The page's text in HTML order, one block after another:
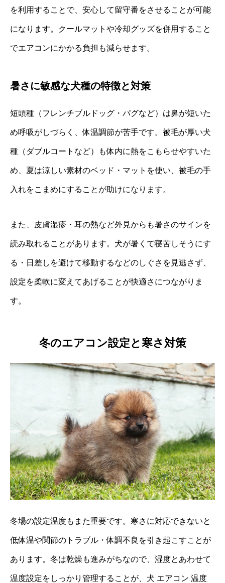
を利用することで、安心して留守番をさせることが可能
になります。クールマットや冷却グッズを併用すること
でエアコンにかかる負担も減らせます。
暑さに敏感な犬種の特徴と対策
短頭種（フレンチブルドッグ・パグなど）は鼻が短いた
め呼吸がしづらく、体温調節が苦手です。被毛が厚い犬
種（ダブルコートなど）も体内に熱をこもらせやすいた
め、夏は涼しい素材のベッド・マットを使い、被毛の手
入れをこまめにすることが助けになります。
また、皮膚湿疹・耳の熱など外見からも暑さのサインを
読み取れることがあります。犬が暑くて寝苦しそうにす
る・日差しを避けて移動するなどのしぐさを見逃さず、
設定を柔軟に変えてあげることが快適さにつながりま
す。
冬のエアコン設定と寒さ対策
冬場の設定温度もまた重要です。寒さに対応できないと
低体温や関節のトラブル・体調不良を引き起こすことが
あります。冬は乾燥も進みがちなので、湿度とあわせて
温度設定をしっかり管理することが、犬 エアコン 温度